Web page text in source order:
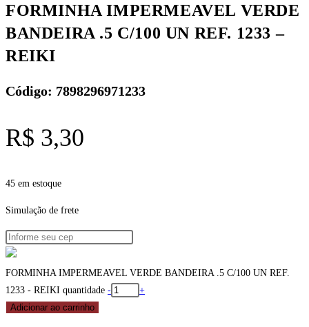
FORMINHA IMPERMEAVEL VERDE
BANDEIRA .5 C/100 UN REF. 1233 –
REIKI
Código: 7898296971233
R$ 3,30
45 em estoque
Simulação de frete
FORMINHA IMPERMEAVEL VERDE BANDEIRA .5 C/100 UN REF.
1233 - REIKI quantidade -
+
Adicionar ao carrinho